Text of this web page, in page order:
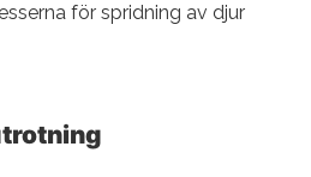
för spridning av djur